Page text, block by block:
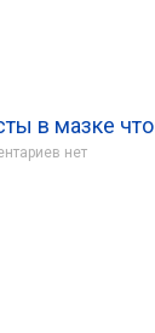
в мазке что
нет